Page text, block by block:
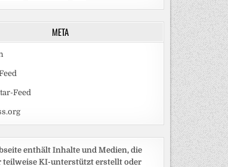
META
Feed
enthält Inhalte und Medien, die
teilweise KI-unterstützt erstellt oder